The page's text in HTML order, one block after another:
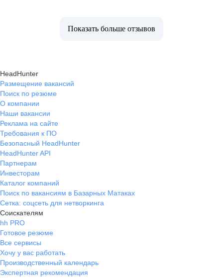
Показать больше отзывов
HeadHunter
Размещение вакансий
Поиск по резюме
О компании
Наши вакансии
Реклама на сайте
Требования к ПО
Безопасный HeadHunter
HeadHunter API
Партнерам
Инвесторам
Каталог компаний
Поиск по вакансиям в Базарных Матаках
Сетка: соцсеть для нетворкинга
Соискателям
hh PRO
Готовое резюме
Все сервисы
Хочу у вас работать
Производственный календарь
Экспертная рекомендация